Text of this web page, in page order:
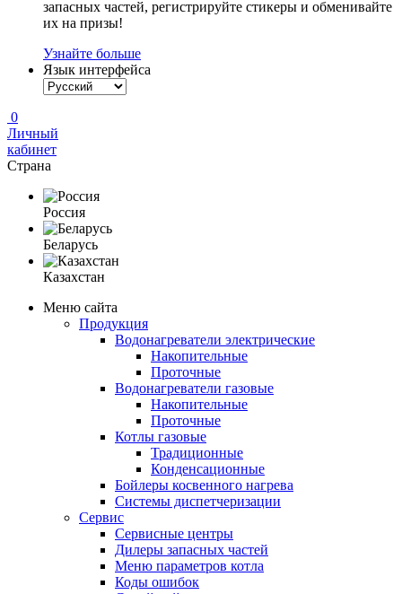
запасных частей, регистрируйте стикеры и обменивайте
их на призы!
Узнайте больше
Язык интерфейса
0
Личный
кабинет
Страна
Россия
Беларусь
Казахстан
Меню сайта
Продукция
Водонагреватели электрические
Накопительные
Проточные
Водонагреватели газовые
Накопительные
Проточные
Котлы газовые
Традиционные
Конденсационные
Бойлеры косвенного нагрева
Системы диспетчеризации
Сервис
Сервисные центры
Дилеры запасных частей
Меню параметров котла
Коды ошибок